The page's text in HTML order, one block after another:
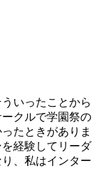
いったことから
クルで学園祭の
たときがありま
経験してリーダ
、私はインター